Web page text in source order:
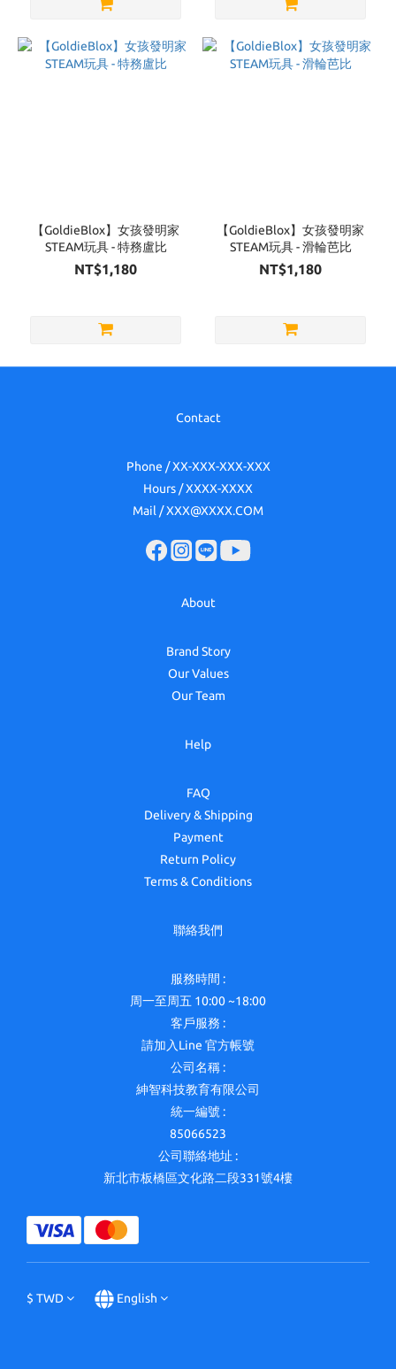
【GoldieBlox】女孩發明家
STEAM玩具 - 特務盧比
NT$1,180
【GoldieBlox】女孩發明家
STEAM玩具 - 滑輪芭比
NT$1,180
Contact
Phone / XX-XXX-XXX-XXX
Hours / XXXX-XXXX
Mail / XXX@XXXX.COM
About
Brand Story
Our Values
Our Team
Help
FAQ
Delivery & Shipping
Payment
Return Policy
Terms & Conditions
聯絡我們
服務時間 :
周一至周五 10:00 ~18:00
客戶服務 :
請加入Line 官方帳號
公司名稱 :
紳智科技教育有限公司
統一編號 :
85066523
公司聯絡地址 :
新北市板橋區文化路二段331號4樓
$ TWD English